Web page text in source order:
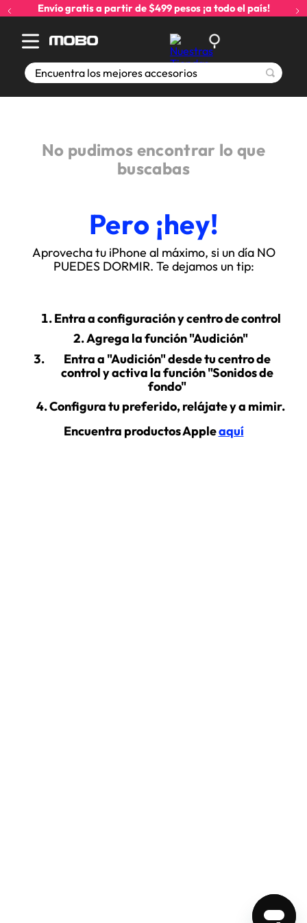
Envío gratis a partir de $499 pesos ¡a todo el país!
Encuentra los mejores accesorios
No pudimos encontrar lo que
buscabas
Pero ¡hey!
Aprovecha tu iPhone al máximo, si un día NO
PUEDES DORMIR. Te dejamos un tip:
Entra a configuración y centro de control
Agrega la función "Audición"
Entra a "Audición" desde tu centro de
control y activa la función "Sonidos de
fondo"
Configura tu preferido, relájate y a mimir.
Encuentra productos Appleaquí